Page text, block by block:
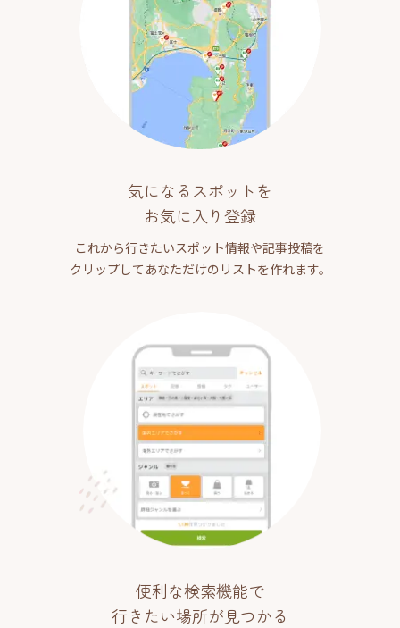
気になるスポットを
お気に入り登録
これから行きたいスポット情報や記事投稿を
クリップしてあなただけのリストを作れます。
便利な検索機能で
行きたい場所が見つかる